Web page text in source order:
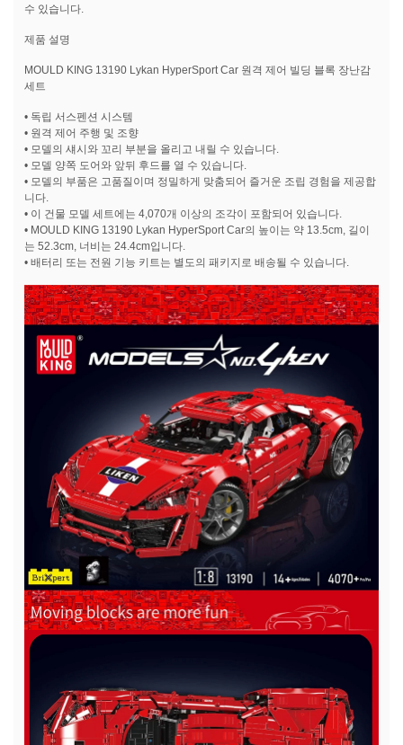
수 있습니다.
제품 설명
MOULD KING 13190 Lykan HyperSport Car 원격 제어 빌딩 블록 장난감
세트
• 독립 서스펜션 시스템
• 원격 제어 주행 및 조향
• 모델의 섀시와 꼬리 부분을 올리고 내릴 수 있습니다.
• 모델 양쪽 도어와 앞뒤 후드를 열 수 있습니다.
• 모델의 부품은 고품질이며 정밀하게 맞춤되어 즐거운 조립 경험을 제공합
니다.
• 이 건물 모델 세트에는 4,070개 이상의 조각이 포함되어 있습니다.
• MOULD KING 13190 Lykan HyperSport Car의 높이는 약 13.5cm, 길이
는 52.3cm, 너비는 24.4cm입니다.
• 배터리 또는 전원 기능 키트는 별도의 패키지로 배송될 수 있습니다.